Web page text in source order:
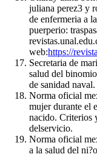
juliana perez3 y
de enfermeria a
puerperio:
web:https://
Secretaria de
salud del
de sanidad naval.
Norma oficial
mujer durante el
nacido. Criterios
delservicio.
Norma oficial
a la salud del